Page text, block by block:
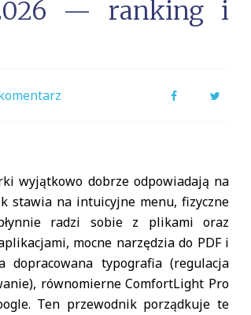
— ranking i
FacebookTwitter
wyjątkowo dobrze odpowiadają na
stawia na intuicyjne menu, fizyczne
radzi sobie z plikami oraz
mocne narzędzia do PDF i
typografia (regulacja
równomierne ComfortLight Pro
Ten przewodnik porządkuje te